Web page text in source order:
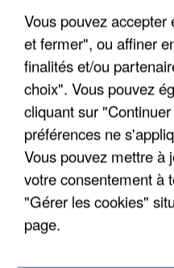
UNE TOURISTE DE
COULÉE DE BOUE EN
Vous pouvez
et fermer", ou affiner
finalités et/ou
choix". Vous pouvez
cliquant sur
préférences ne
Vous pouvez mettre à
votre consentement à
"Gérer les cookies"
page.